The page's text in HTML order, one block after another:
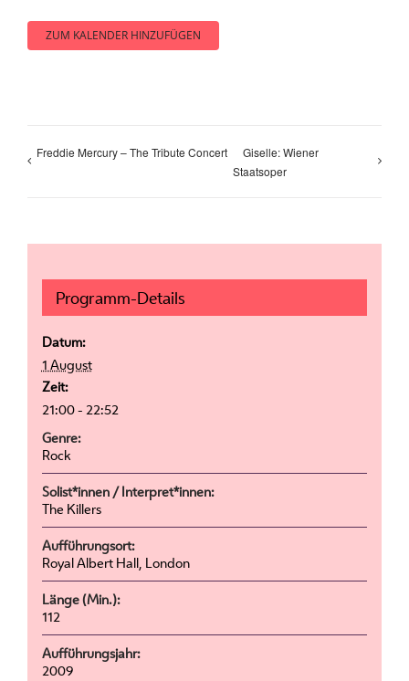
ZUM KALENDER HINZUFÜGEN
Freddie Mercury – The Tribute Concert
Giselle: Wiener
Staatsoper
Programm-Details
Datum:
1 August
Zeit:
21:00 - 22:52
Genre:
Rock
Solist*innen / Interpret*innen:
The Killers
Aufführungsort:
Royal Albert Hall, London
Länge (Min.):
112
Aufführungsjahr:
2009